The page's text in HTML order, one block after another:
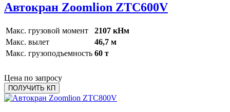
Автокран Zoomlion ZTC600V
Макс. грузовой момент
2107 кНм
Макс. вылет
46,7 м
Макс. грузоподъемность 60 т
Цена по запросу
ПОЛУЧИТЬ КП